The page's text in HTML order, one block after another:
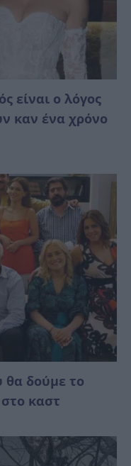
είναι ο λόγος
καν ένα χρόνο
θα δούμε το
καστ